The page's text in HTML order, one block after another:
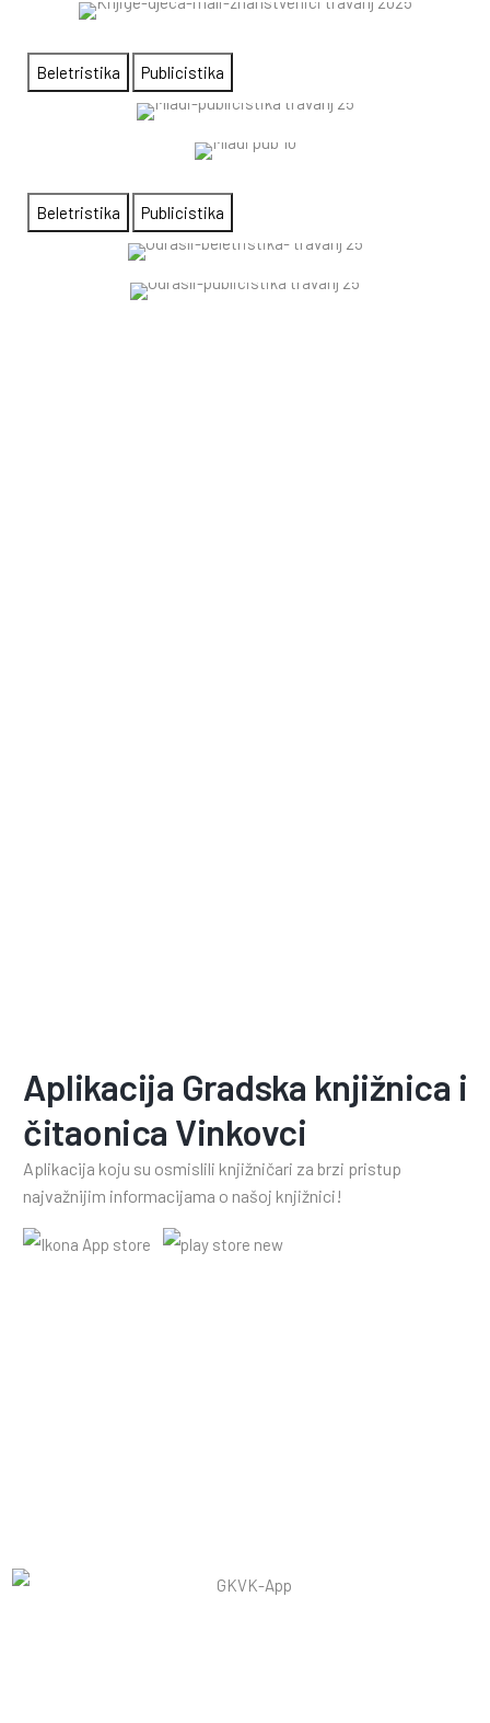
Beletristika Publicistika
Beletristika Publicistika
Aplikacija Gradska knjižnica i
čitaonica Vinkovci
Aplikacija koju su osmislili knjižničari za brzi pristup
najvažnijim informacijama o našoj knjižnici!